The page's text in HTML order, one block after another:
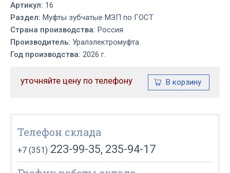
Артикул: 16
Раздел: Муфты зубчатые МЗП по ГОСТ
Страна производства: Россия
Производитель: Уралэлектромуфта
Год производства: 2026 г.
уточняйте цену по телефону
Телефон склада
+7 (351) 223-99-35, 235-94-17